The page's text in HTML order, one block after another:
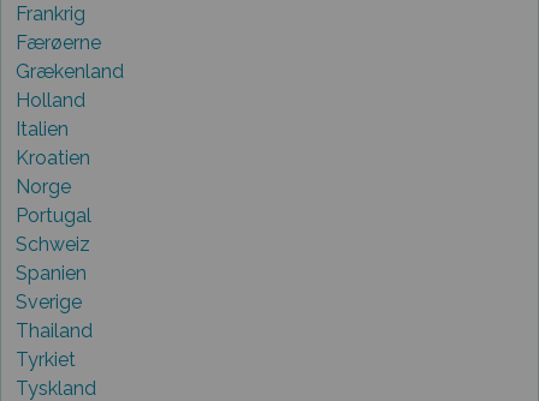
Frankrig
Færøerne
Grækenland
Holland
Italien
Kroatien
Norge
Portugal
Schweiz
Spanien
Sverige
Thailand
Tyrkiet
Tyskland